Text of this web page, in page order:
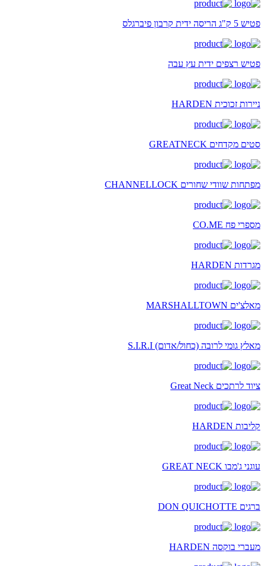
פטיש 5 ק"ג הריסה ידית קרבון פיברגלס
פטיש רצפים ידית עץ עבה
ניירות זכוכית HARDEN
סטים מקדחים GREATNECK
מפתחות שוודי שחורים CHANNELLOCK
מספרי פח CO.ME
מגרדות HARDEN
מאלצ'ים MARSHALLTOWN
מאלץ גומי לרובה (כחול/אדום) S.I.R.I
ציוד לרתכים Great Neck
קליבות HARDEN
עוגני ג'מבו GREAT NECK
ברגים DON QUICHOTTE
מעברי בוקסה HARDEN